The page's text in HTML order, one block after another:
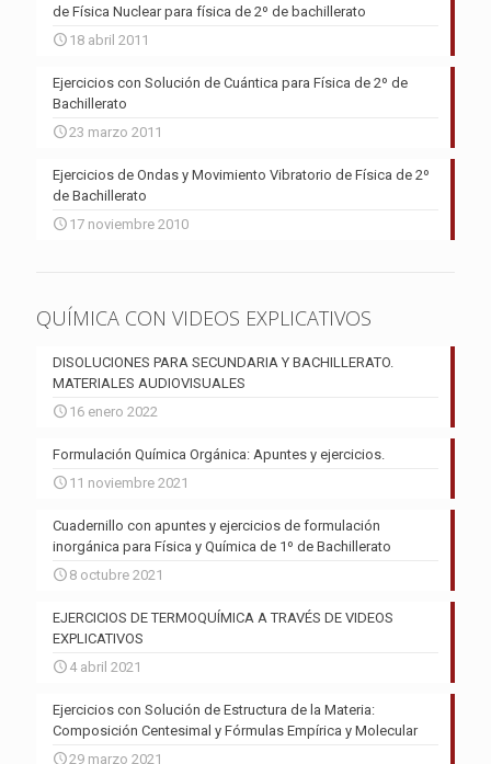
de Física Nuclear para física de 2º de bachillerato
18 abril 2011
Ejercicios con Solución de Cuántica para Física de 2º de
Bachillerato
23 marzo 2011
Ejercicios de Ondas y Movimiento Vibratorio de Física de 2º
de Bachillerato
17 noviembre 2010
QUÍMICA CON VIDEOS EXPLICATIVOS
DISOLUCIONES PARA SECUNDARIA Y BACHILLERATO.
MATERIALES AUDIOVISUALES
16 enero 2022
Formulación Química Orgánica: Apuntes y ejercicios.
11 noviembre 2021
Cuadernillo con apuntes y ejercicios de formulación
inorgánica para Física y Química de 1º de Bachillerato
8 octubre 2021
EJERCICIOS DE TERMOQUÍMICA A TRAVÉS DE VIDEOS
EXPLICATIVOS
4 abril 2021
Ejercicios con Solución de Estructura de la Materia:
Composición Centesimal y Fórmulas Empírica y Molecular
29 marzo 2021